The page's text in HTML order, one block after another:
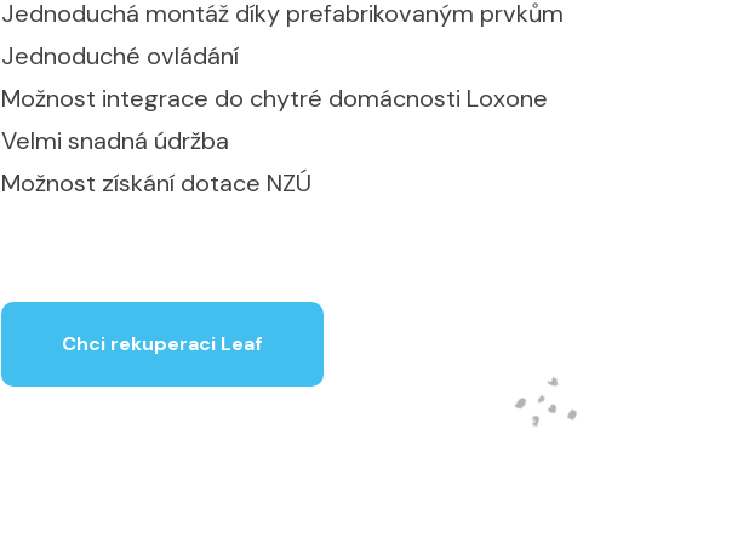
Jednoduchá montáž díky prefabrikovaným prvkům
Jednoduché ovládání
Možnost integrace do chytré domácnosti Loxone
Velmi snadná údržba
Možnost získání dotace NZÚ
Chci rekuperaci Leaf